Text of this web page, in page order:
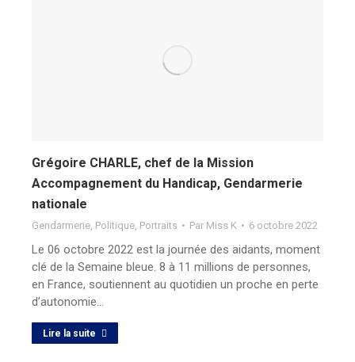
Grégoire CHARLE, chef de la Mission
Accompagnement du Handicap, Gendarmerie
nationale
Gendarmerie, Politique, Portraits Par Miss K 6 octobre 2022
Le 06 octobre 2022 est la journée des aidants, moment
clé de la Semaine bleue. 8 à 11 millions de personnes,
en France, soutiennent au quotidien un proche en perte
d’autonomie…
Lire la suite